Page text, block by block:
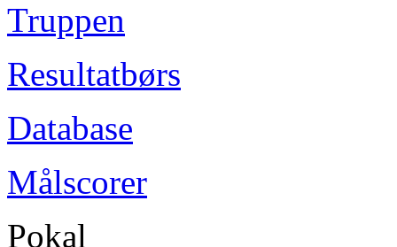
Truppen
Resultatbørs
Database
Målscorer
Pokal